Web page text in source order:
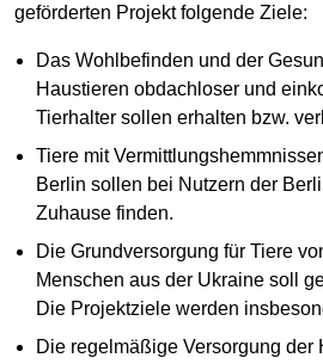
geförderten Projekt folgende Ziele:
Das Wohlbefinden und der
Haustieren obdachloser und
Tierhalter sollen erhalten bzw.
Tiere mit
Berlin sollen bei Nutzern der
Zuhause finden.
Die Grundversorgung für Tiere
Menschen aus der Ukraine soll
Die Projektziele werden
Die regelmäßige Versorgung der